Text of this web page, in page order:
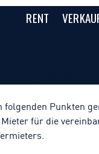
RENT
Punkten
für die